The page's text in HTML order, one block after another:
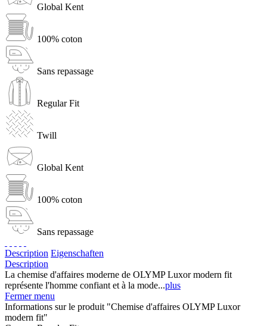
Global Kent
100% coton
Sans repassage
Regular Fit
Twill
Global Kent
100% coton
Sans repassage
Description Eigenschaften
Description
La chemise d'affaires moderne de OLYMP Luxor modern fit
représente l'homme confiant et à la mode...plus
Fermer menu
Informations sur le produit "Chemise d'affaires OLYMP Luxor
modern fit"